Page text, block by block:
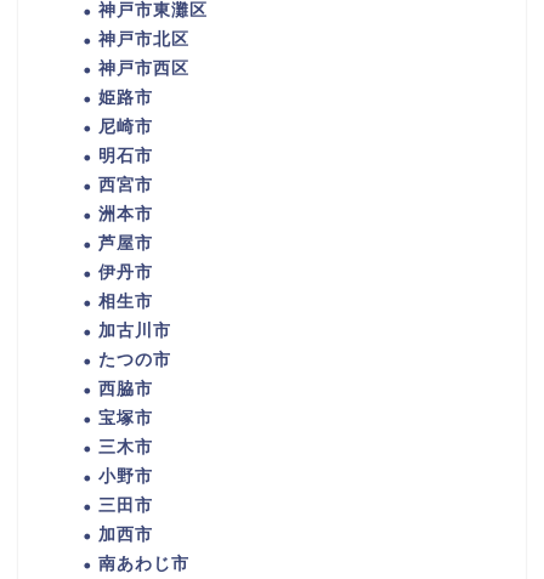
神戸市東灘区
神戸市北区
神戸市西区
姫路市
尼崎市
明石市
西宮市
洲本市
芦屋市
伊丹市
相生市
加古川市
たつの市
西脇市
宝塚市
三木市
小野市
三田市
加西市
南あわじ市